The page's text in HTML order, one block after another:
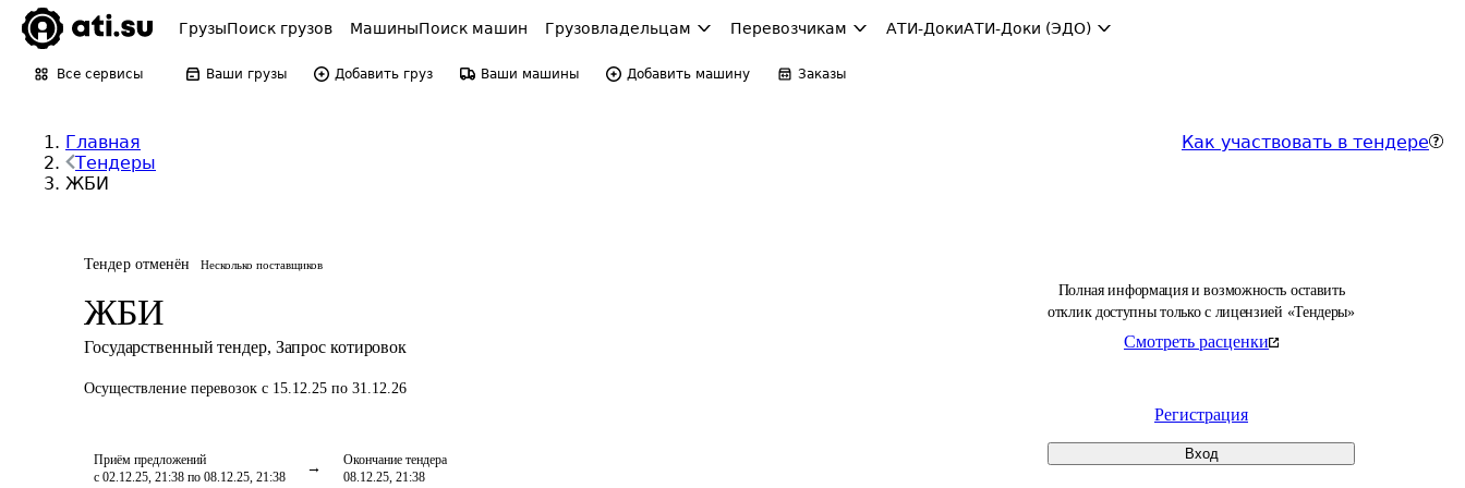
ГрузыПоиск грузов МашиныПоиск машин Грузовладельцам Перевозчикам АТИ-ДокиАТИ-Доки (ЭДО)
Все сервисы Ваши грузы Добавить груз Ваши машины Добавить машину Заказы
Главная
Тендеры
ЖБИ
Как участвовать в тендере
Тендер отменён Несколько поставщиков
ЖБИ
Государственный тендер, Запрос котировок
Осуществление перевозок с 15.12.25 по 31.12.26
Приём предложений
с 02.12.25, 21:38 по 08.12.25, 21:38
Окончание тендера
08.12.25, 21:38
Полная информация и возможность оставить
отклик доступны только с лицензией «Тендеры»
Смотреть расценки
Регистрация
Вход